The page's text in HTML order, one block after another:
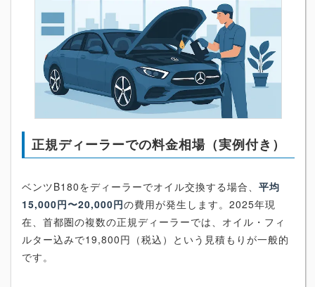
正規ディーラーでの料金相場（実例付き）
ベンツB180をディーラーでオイル交換する場合、 平均
15,000円〜20,000円の費用が発生します。2025年現
在、首都圏の複数の正規ディーラーでは、オイル・フィ
ルター込みで19,800円（税込）という見積もりが一般的
です。